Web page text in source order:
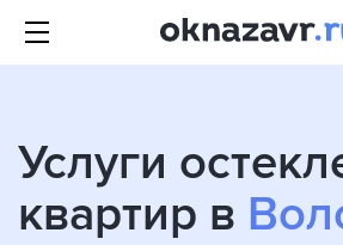
Услуги
квартир в